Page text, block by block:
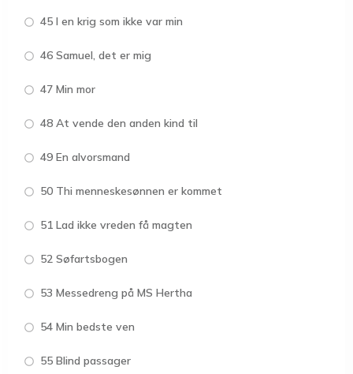
45 I en krig som ikke var min
46 Samuel, det er mig
47 Min mor
48 At vende den anden kind til
49 En alvorsmand
50 Thi menneskesønnen er kommet
51 Lad ikke vreden få magten
52 Søfartsbogen
53 Messedreng på MS Hertha
54 Min bedste ven
55 Blind passager